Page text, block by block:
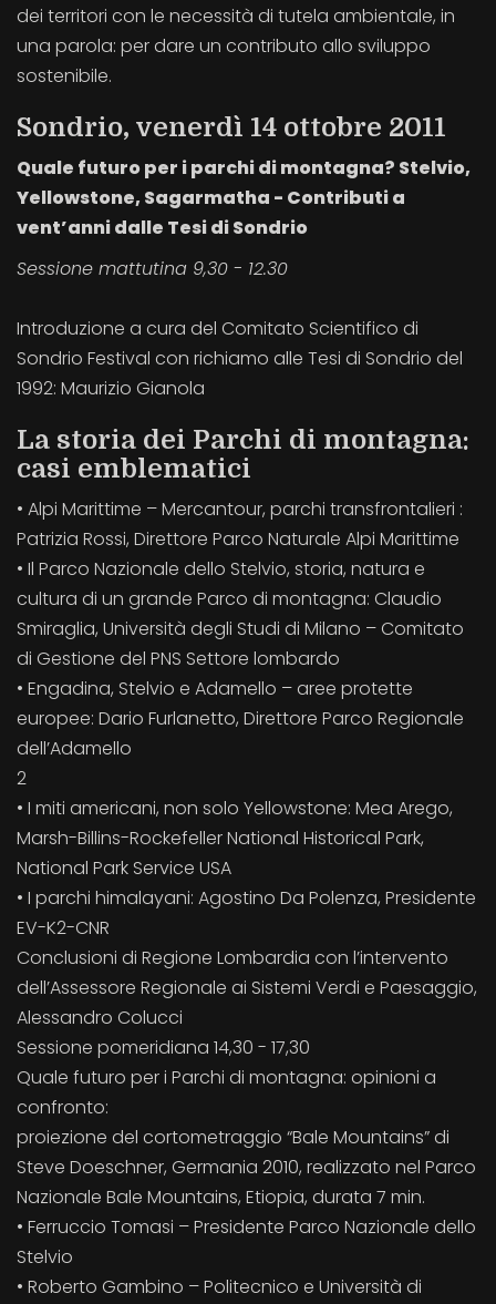
dei territori con le necessità di tutela ambientale, in
una parola: per dare un contributo allo sviluppo
sostenibile.
Sondrio, venerdì 14 ottobre 2011
Quale futuro per i parchi di montagna? Stelvio,
Yellowstone, Sagarmatha - Contributi a
vent’anni dalle Tesi di Sondrio
Sessione mattutina 9,30 - 12.30
Introduzione a cura del Comitato Scientifico di
Sondrio Festival con richiamo alle Tesi di Sondrio del
1992: Maurizio Gianola
La storia dei Parchi di montagna:
casi emblematici
• Alpi Marittime – Mercantour, parchi transfrontalieri :
Patrizia Rossi, Direttore Parco Naturale Alpi Marittime
• Il Parco Nazionale dello Stelvio, storia, natura e
cultura di un grande Parco di montagna: Claudio
Smiraglia, Università degli Studi di Milano – Comitato
di Gestione del PNS Settore lombardo
• Engadina, Stelvio e Adamello – aree protette
europee: Dario Furlanetto, Direttore Parco Regionale
dell’Adamello
2
• I miti americani, non solo Yellowstone: Mea Arego,
Marsh-Billins-Rockefeller National Historical Park,
National Park Service USA
• I parchi himalayani: Agostino Da Polenza, Presidente
EV-K2-CNR
Conclusioni di Regione Lombardia con l’intervento
dell’Assessore Regionale ai Sistemi Verdi e Paesaggio,
Alessandro Colucci
Sessione pomeridiana 14,30 - 17,30
Quale futuro per i Parchi di montagna: opinioni a
confronto:
proiezione del cortometraggio “Bale Mountains” di
Steve Doeschner, Germania 2010, realizzato nel Parco
Nazionale Bale Mountains, Etiopia, durata 7 min.
• Ferruccio Tomasi – Presidente Parco Nazionale dello
Stelvio
• Roberto Gambino – Politecnico e Università di